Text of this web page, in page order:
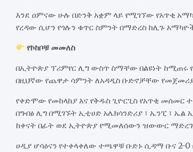
እንደ ዐምናው ሁሉ በድንቅ አቋም ላይ የሚገኘው የአጥቂ
የረዳው ሲሆን የጎሉን ቁጥር ስምንት በማድረስ ከሊጉ
የኮከቦቹ መመለስ
በኢትዮጵያ ፕሪምየር ሊግ ውስጥ ስማቸው በልዩነት ከሚጠሩ
በዚህኛው የጨዋታ ሳምንት ለአዳዲስ ቡድኖቻቸው
የቀድሞው የመከላከያ እና የቅዱስ ጊዮርጊስ የአጥቂ
በግብፅ ሊግ በሚገኙት ኢቲሀድ አሌክሳንድሪያ ፣ ኤንፒ ፣
ከቀናት በፊት ወደ ኢትዮጵያ የሚመለሰውን ዝውውር
ሀዲያ ሆሳዕናን የተቀላቀለው ተጫዋቹ ቡድኑ ሲዳማ ቡና